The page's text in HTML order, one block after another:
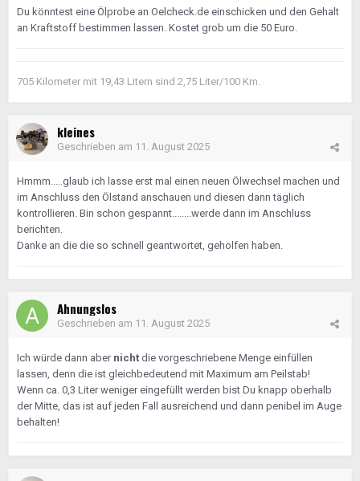
Du könntest eine Ölprobe an Oelcheck.de einschicken und den Gehalt
an Kraftstoff bestimmen lassen. Kostet grob um die 50 Euro.
705 Kilometer mit 19,43 Litern sind 2,75 Liter/100 Km.
kleines
Geschrieben am 11. August 2025
Hmmm.....glaub ich lasse erst mal einen neuen Ölwechsel machen und
im Anschluss den Ölstand anschauen und diesen dann täglich
kontrollieren. Bin schon gespannt........werde dann im Anschluss
berichten.
Danke an die die so schnell geantwortet, geholfen haben.
Ahnungslos
Geschrieben am 11. August 2025
Ich würde dann aber nicht die vorgeschriebene Menge einfüllen
lassen, denn die ist gleichbedeutend mit Maximum am Peilstab!
Wenn ca. 0,3 Liter weniger eingefüllt werden bist Du knapp oberhalb
der Mitte, das ist auf jeden Fall ausreichend und dann penibel im Auge
behalten!